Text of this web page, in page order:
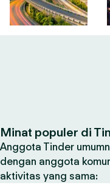
Minat populer di
Anggota Tinder
dengan anggota
aktivitas yang sama: